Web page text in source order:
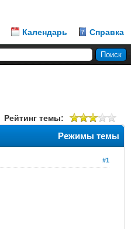
Календарь Справка
Рейтинг темы:
Режимы темы
#1